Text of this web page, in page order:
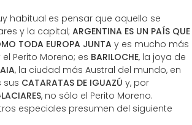
habitual es pensar que aquello se
y la capital; ARGENTINA ES UN PAÍS QUE
TODA EUROPA JUNTA y es mucho más
Perito Moreno; es BARILOCHE, la joya de
, la ciudad más Austral del mundo, en
sus CATARATAS DE IGUAZÚ y, por
, no sólo el Perito Moreno.
especiales presumen del siguiente